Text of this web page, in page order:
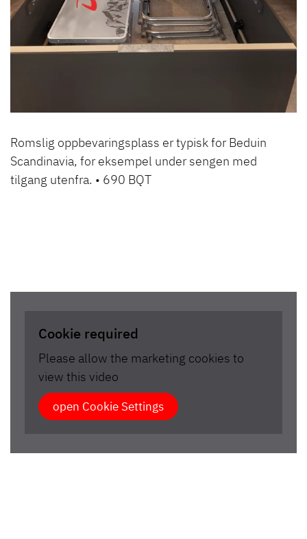
Romslig oppbevaringsplass er typisk for Beduin
Scandinavia, for eksempel under sengen med
tilgang utenfra. • 690 BQT
Cookie required
Please allow the marketing cookies to
view this video
open Cookie Settings